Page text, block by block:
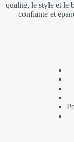
qualité, le style et le
confiante et